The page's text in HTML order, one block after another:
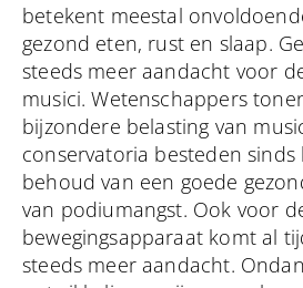
betekent meestal
gezond eten, rust en slaap.
steeds meer aandacht voor
musici. Wetenschappers
bijzondere belasting van
conservatoria besteden
behoud van een goede
van podiumangst. Ook voor
bewegingsapparaat komt al
steeds meer aandacht.